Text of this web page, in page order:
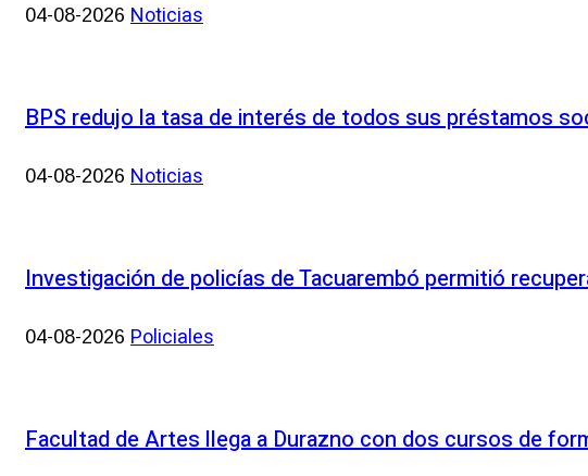
04-08-2026 Noticias
BPS redujo la tasa de interés de todos sus préstamos
04-08-2026 Noticias
Investigación de policías de Tacuarembó permitió
04-08-2026 Policiales
Facultad de Artes llega a Durazno con dos cursos de